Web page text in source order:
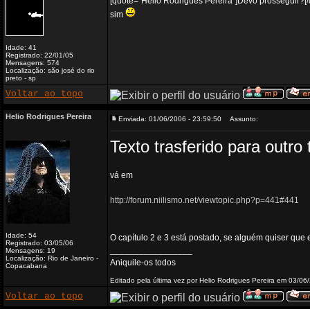
Idade: 41
Registrado: 22/01/05
Mensagens: 574
Localização: são josé do rio
preto - sp
sim
Voltar ao topo
Helio Rodrigues Pereira
Idade: 54
Registrado: 03/05/06
Mensagens: 19
Localização: Rio de Janeiro -
Copacabana
Enviada: 01/06/2006 - 23:59:50 Assunto:
Texto trasferido para outro
vá em
http://forum.niilismo.net/viewtopic.php?p=441#441
O capítulo 2 e 3 está postado, se alguém quiser que
Aniquile-os todos
Editado pela última vez por Helio Rodrigues Pereira em 03/
Voltar ao topo